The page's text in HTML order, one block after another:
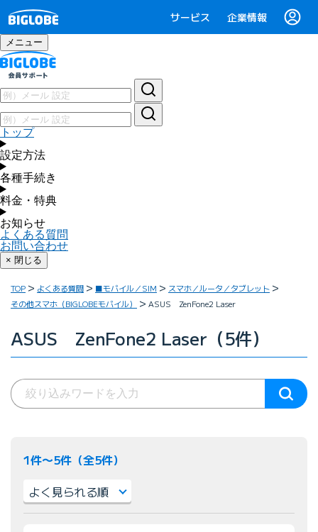
サービス 企業情報
メニュー
トップ
設定方法
各種手続き
料金・特典
お知らせ
よくある質問
お問い合わせ
× 閉じる
TOP よくある質問 ■モバイル／SIM
スマホ／ルータ／タブレット
その他スマホ（BIGLOBEモバイル）
ASUS ZenFone2 Laser
ASUS ZenFone2 Laser（5件）
1件〜5件（全5件）